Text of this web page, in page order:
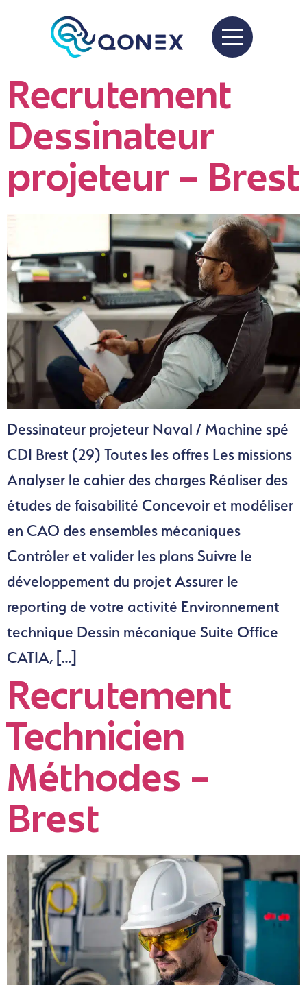
Recrutement
Dessinateur
projeteur – Brest
Dessinateur projeteur Naval / Machine spé
CDI Brest (29) Toutes les offres Les missions
Analyser le cahier des charges Réaliser des
études de faisabilité Concevoir et modéliser
en CAO des ensembles mécaniques
Contrôler et valider les plans Suivre le
développement du projet Assurer le
reporting de votre activité Environnement
technique Dessin mécanique Suite Office
CATIA, […]
Recrutement
Technicien
Méthodes –
Brest